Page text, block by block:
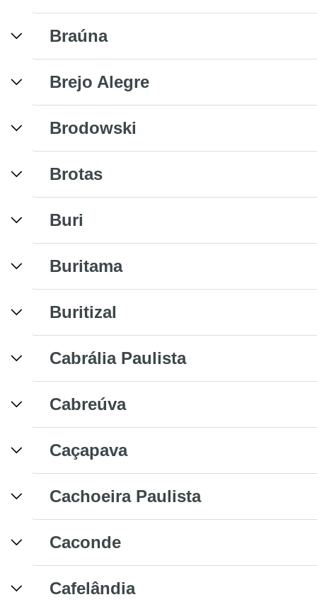
Braúna
Brejo Alegre
Brodowski
Brotas
Buri
Buritama
Buritizal
Cabrália Paulista
Cabreúva
Caçapava
Cachoeira Paulista
Caconde
Cafelândia